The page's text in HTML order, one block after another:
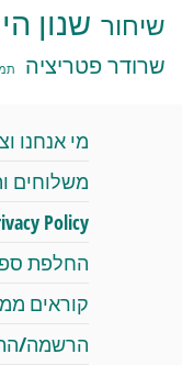
שיחור שנון
שרודר פטריציה
מי אנחנו
משלוחים
Policy
החלפת
קוראים
הרשמה/